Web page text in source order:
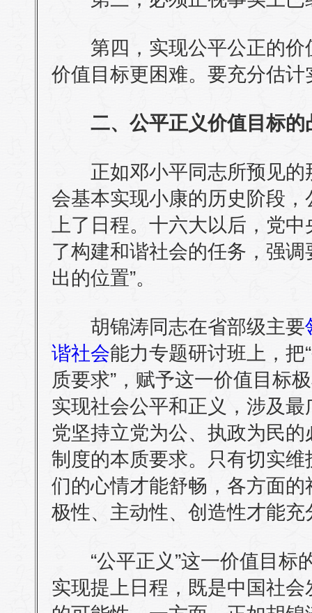
第四，实现公平公正的价
价值目标更困难。要充分估
二、公平正义价值目标的
正如邓小平同志所预见的
会基本实现小康的历史阶段
上了日程。十六大以后，党
了构建和谐社会的任务，强
出的位置”。
胡锦涛同志在省部级主要
谐社会能力专题研讨班上，把
质要求”，赋予这一价值目标
实现社会公平和正义，涉及
党坚持立党为公、执政为民
制度的本质要求。只有切实
们的心情才能舒畅，各方面
极性、主动性、创造性才能充
“公平正义”这一价值目标
实现提上日程，既是中国社